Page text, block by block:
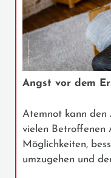
Angst vor dem
Atemnot kann den
vielen Betroffenen
Möglichkeiten,
umzugehen und